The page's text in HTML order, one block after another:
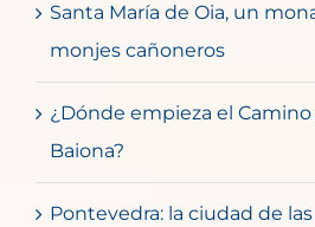
Santa María de Oia, un
monjes cañoneros
¿Dónde empieza el
Baiona?
Pontevedra: la ciudad de